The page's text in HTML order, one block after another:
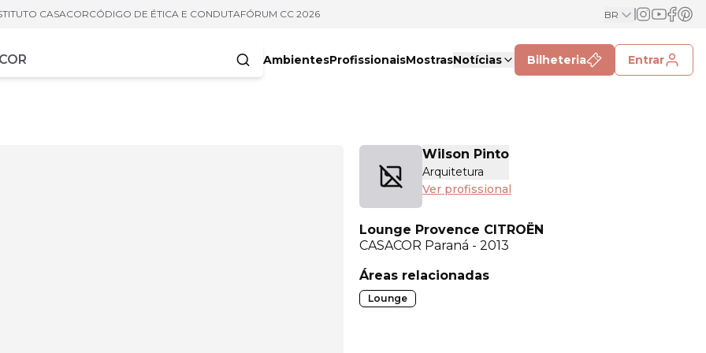
CASACORCÓDIGO DE ÉTICA E CONDUTAFÓRUM CC 2026 BR
AmbientesProfissionaisMostrasNotícias Bilheteria Entrar
Wilson Pinto
Arquitetura
Ver profissional
Lounge Provence CITROËN
CASACOR Paraná - 2013
Áreas relacionadas
Lounge